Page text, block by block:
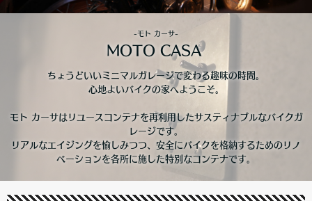
-モト カーサ-
MOTO CASA
ちょうどいいミニマルガレージで変わる趣味の時間。
心地よいバイクの家へようこそ。
モト カーサはリユースコンテナを再利用したサスティナブルなバイクガ
レージです。
リアルなエイジングを愉しみつつ、安全にバイクを格納するためのリノ
ベーションを各所に施した特別なコンテナです。